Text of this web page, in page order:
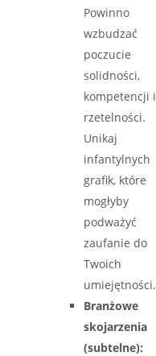
Powinno
wzbudzać
poczucie
solidności,
kompetencji i
rzetelności.
Unikaj
infantylnych
grafik, które
mogłyby
podważyć
zaufanie do
Twoich
umiejętności.
Branżowe
skojarzenia
(subtelne):